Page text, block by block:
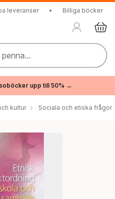
leveranser • Billiga böcker
upp till 50% →
kultur Sociala och etiska frågor